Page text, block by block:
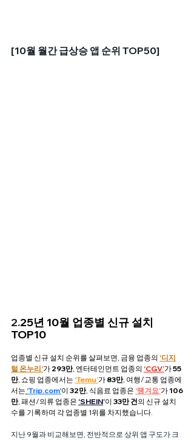
[10월 월간 급상승 앱 순위 TOP50]
2.25년 10월 업종별 신규 설치
TOP10
업종별 신규 설치 순위를 살펴보면, 금융 업종의 '디지
털 온누리'가 293만, 엔터테인먼트 업종의 ‘CGV’가 55
만, 쇼핑 업종에서는 ‘Temu’가 83만, 여행/교통 업종에
서는 'Trip.com'이 32만, 식음료 업종은 '떙겨요'가 106
만, 패션/의류 업종은 ‘SHEIN’이 33만 건의 신규 설치
수를 기록하며 각 업종별 1위를 차지했습니다.
지난 9월과 비교해보면, 전반적으로 상위 앱 구도가 크